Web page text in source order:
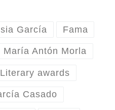
García Fama
María Antón Morla
Literary awards
Casado